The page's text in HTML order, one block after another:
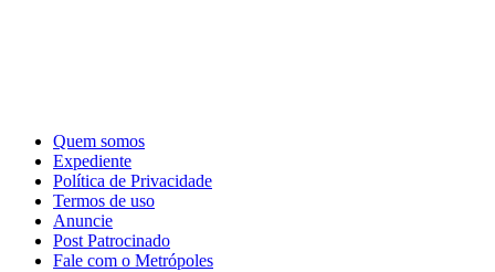
Quem somos
Expediente
Política de Privacidade
Termos de uso
Anuncie
Post Patrocinado
Fale com o Metrópoles